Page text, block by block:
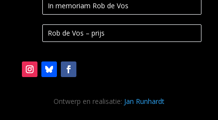
In memoriam Rob de Vos
Rob de Vos – prijs
Ontwerp en realisatie: Jan Runhardt